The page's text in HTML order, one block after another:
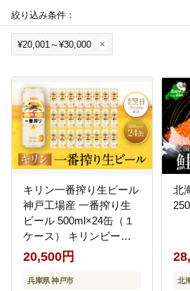
絞り込み条件：
¥20,001～¥30,000
キリン一番搾り生ビール
神戸工場産 一番搾り生
ビール 500ml×24缶（１
ケース） キリンビール
神戸市 お酒 ビール ギフ
ト│ 麒麟 ビール 缶ビー
ル 缶 家飲み 宅飲み 晩酌
20,500円
兵庫県 神戸市
北
北